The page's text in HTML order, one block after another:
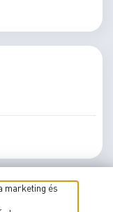
marketing és